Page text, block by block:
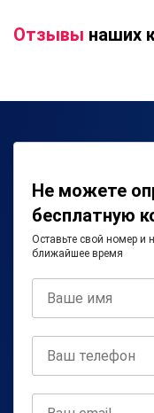
Отзывы наших
Не можете
бесплатную
Оставьте свой номер и
ближайшее время